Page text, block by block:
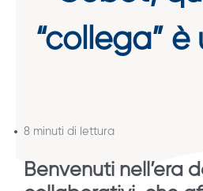
“collega”
8 minuti di lettura
Benvenuti nell’era